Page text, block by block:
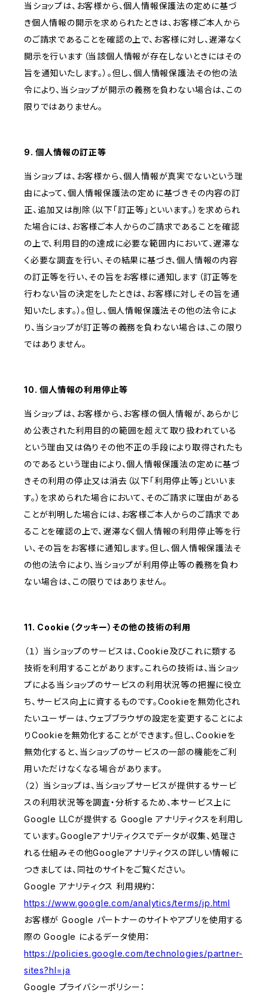
当ショップは、お客様から、個人情報保護法の定めに基づ
き個人情報の開示を求められたときは、お客様ご本人から
のご請求であることを確認の上で、お客様に対し、遅滞なく
開示を行います（当該個人情報が存在しないときにはその
旨を通知いたします。）。但し、個人情報保護法その他の法
令により、当ショップが開示の義務を負わない場合は、この
限りではありません。
9. 個人情報の訂正等
当ショップは、お客様から、個人情報が真実でないという理
由によって、個人情報保護法の定めに基づきその内容の訂
正、追加又は削除（以下「訂正等」といいます。）を求められ
た場合には、お客様ご本人からのご請求であることを確認
の上で、利用目的の達成に必要な範囲内において、遅滞な
く必要な調査を行い、その結果に基づき、個人情報の内容
の訂正等を行い、その旨をお客様に通知します（訂正等を
行わない旨の決定をしたときは、お客様に対しその旨を通
知いたします。）。但し、個人情報保護法その他の法令によ
り、当ショップが訂正等の義務を負わない場合は、この限り
ではありません。
10. 個人情報の利用停止等
当ショップは、お客様から、お客様の個人情報が、あらかじ
め公表された利用目的の範囲を超えて取り扱われている
という理由又は偽りその他不正の手段により取得されたも
のであるという理由により、個人情報保護法の定めに基づ
きその利用の停止又は消去（以下「利用停止等」といいま
す。）を求められた場合において、そのご請求に理由がある
ことが判明した場合には、お客様ご本人からのご請求であ
ることを確認の上で、遅滞なく個人情報の利用停止等を行
い、その旨をお客様に通知します。但し、個人情報保護法そ
の他の法令により、当ショップが利用停止等の義務を負わ
ない場合は、この限りではありません。
11. Cookie（クッキー）その他の技術の利用
（１） 当ショップのサービスは、Cookie及びこれに類する
技術を利用することがあります。これらの技術は、当ショッ
プによる当ショップのサービスの利用状況等の把握に役立
ち、サービス向上に資するものです。Cookieを無効化され
たいユーザーは、ウェブブラウザの設定を変更することによ
りCookieを無効化することができます。但し、Cookieを
無効化すると、当ショップのサービスの一部の機能をご利
用いただけなくなる場合があります。
（２） 当ショップは、当ショップサービスが提供するサービ
スの利用状況等を調査・分析するため、本サービス上に
Google LLCが提供する Google アナリティクスを利用し
ています。Googleアナリティクスでデータが収集、処理さ
れる仕組みその他Googleアナリティクスの詳しい情報に
つきましては、同社のサイトをご覧ください。
Google アナリティクス 利用規約：
https://www.google.com/analytics/terms/jp.html
お客様が Google パートナーのサイトやアプリを使用する
際の Google によるデータ使用：
https://policies.google.com/technologies/partner-
sites?hl=ja
Google プライバシーポリシー：